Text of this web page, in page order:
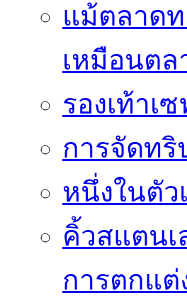
แม้ตลาดท
เหมือนต
รองเท้า
การจัดทริ
หนึ่งในตัว
คิ้วสแตน
การตกแ